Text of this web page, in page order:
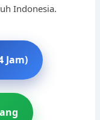
Indonesia.
Jam)